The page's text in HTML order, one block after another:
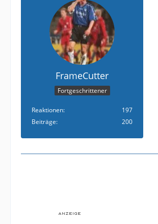
FrameCutter
Fortgeschrittener
Reaktionen
197
Beiträge
200